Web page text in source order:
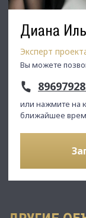
Диана
Эксперт
Вы можете
или нажмите на
ближайшее